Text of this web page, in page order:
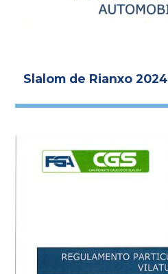
Slalom de Rianxo 2024